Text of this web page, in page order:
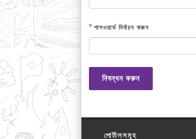
* পাসওয়ার্ড নির্বাচন করুন
নিবন্ধন করুন
পোর্টালসমূহ